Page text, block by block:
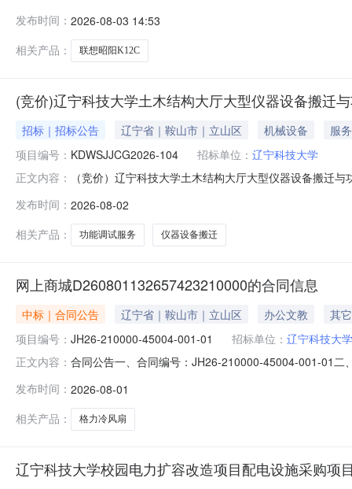
商（乙方）：鞍山市文源商贸有限公司地址：南建国路
发布时间： 2026-08-03 14:53
相关产品：
联想昭阳K12C
(竞价)辽宁科技大学土木结构大厅大型仪器设备搬迁
招标｜招标公告 辽宁省｜鞍山市｜立山区 机械设备
服务
项目编号： KDWSJJCG2026-104 招标单位： 辽宁科技大学
正文内容：
（竞价）辽宁科技大学土木结构大厅大型仪器设备搬迁
称数量品牌/型号主要技术参数及配置要求售后服务要求
保护性搬迁与功能调试
发布时间： 2026-08-02
相关产品：
功能调试服务 仪器设备搬迁
网上商城D260801132657423210000的合同信息
中标｜合同公告 辽宁省｜鞍山市｜立山区 办公文教
其它
项目编号： JH26-210000-45004-001-01 招标单位： 辽宁科技大学
正文内容： 合同公告一、合同编号：JH26-210000-45004-001-01
商（乙方）：鞍山市鑫伟达商贸有限公司地址：福利街
发布时间： 2026-08-01
相关产品：
格力冷风扇
辽宁科技大学校园电力扩容改造项目配电设施采购项